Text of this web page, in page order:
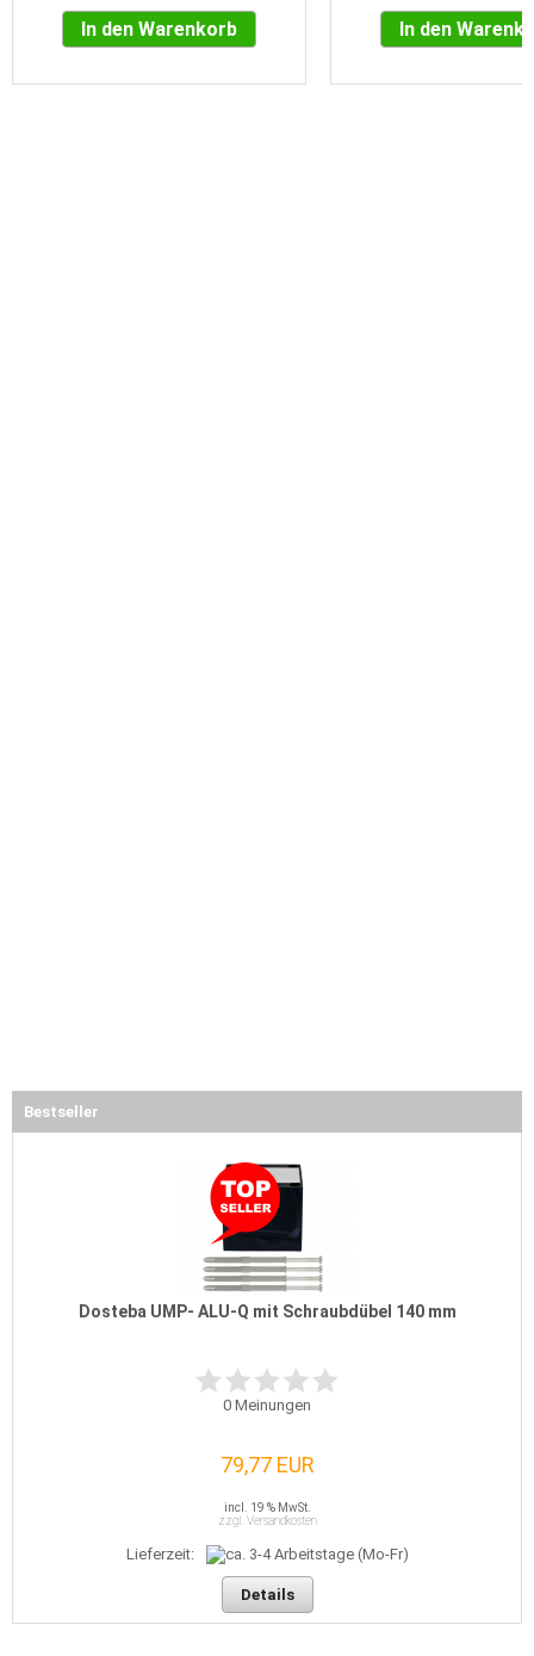
In den Warenkorb In den
Bestseller
Dosteba UMP- ALU-Q mit Schraubdübel 140 mm
0 Meinungen
79,77 EUR
incl. 19 % MwSt.
zzgl. Versandkosten
Lieferzeit:
Details